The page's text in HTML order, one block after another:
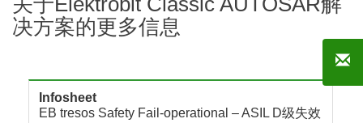
决方案的更多信息
Infosheet
EB tresos Safety Fail-operational – ASIL D级失效